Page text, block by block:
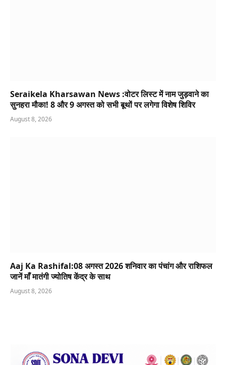
Seraikela Kharsawan News :वोटर लिस्ट में नाम जुड़वाने का
सुनहरा मौका! 8 और 9 अगस्त को सभी बूथों पर लगेगा विशेष शिविर
August 8, 2026
Aaj Ka Rashifal:08 अगस्त 2026 शनिवार का पंचांग और राशिफल
जानें माँ मातंगी ज्योतिष केंद्र के साथ
August 8, 2026